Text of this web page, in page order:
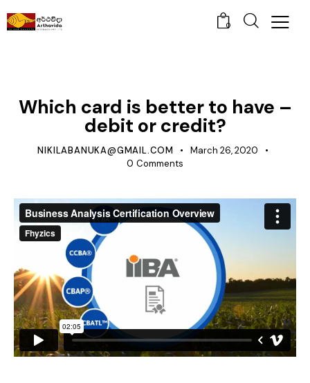
0
Which card is better to have –
debit or credit?
NIKILABANUKA@GMAIL.COM
March 26, 2020
0 Comments